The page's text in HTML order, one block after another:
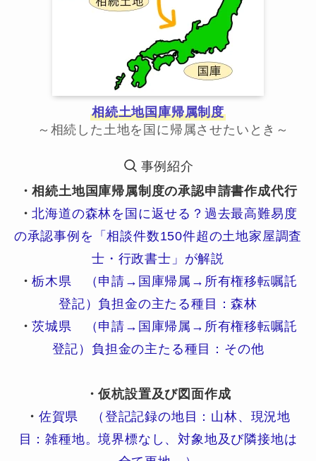
相続土地国庫帰属制度
～相続した土地を国に帰属させたいとき～
事例紹介
・相続土地国庫帰属制度の承認申請書作成代行
・北海道の森林を国に返せる？過去最高難易度
の承認事例を「相談件数150件超の土地家屋調査
士・行政書士」が解説
・栃木県 （申請→国庫帰属→所有権移転嘱託
登記）負担金の主たる種目：森林
・茨城県 （申請→国庫帰属→所有権移転嘱託
登記）負担金の主たる種目：その他
・仮杭設置及び図面作成
・ 佐賀県 （登記記録の地目：山林、現況地
目：雑種地。境界標なし、対象地及び隣接地は